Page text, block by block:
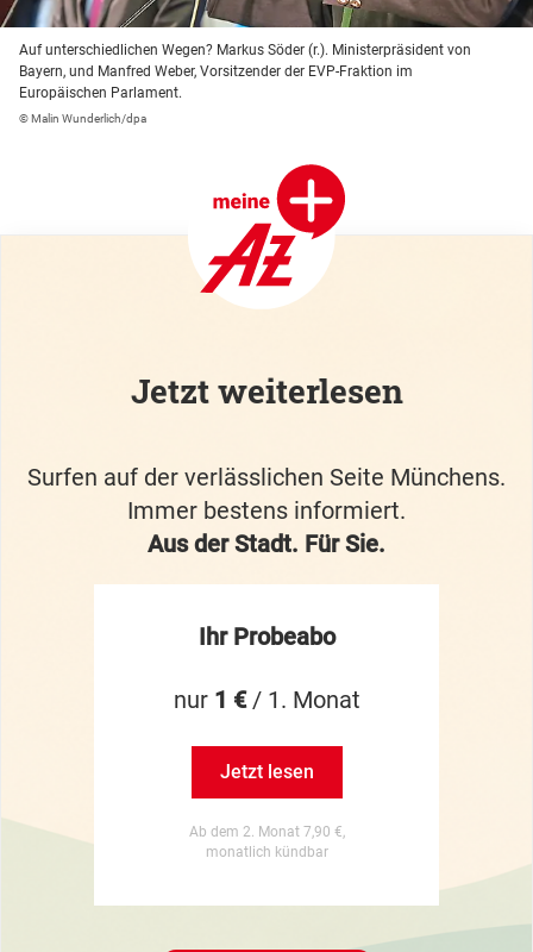
Auf unterschiedlichen Wegen? Markus Söder (r.). Ministerpräsident von
Bayern, und Manfred Weber, Vorsitzender der EVP-Fraktion im
Europäischen Parlament.
© Malin Wunderlich/dpa
Jetzt weiterlesen
Surfen auf der verlässlichen Seite Münchens.
Immer bestens informiert.
Aus der Stadt. Für Sie.
Ihr Probeabo
nur 1 €/ 1. Monat
Jetzt lesen
Ab dem 2. Monat 7,90 €,
monatlich kündbar